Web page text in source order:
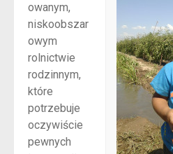
owanym,
niskoobszar
owym
rolnictwie
rodzinnym,
które
potrzebuje
oczywiście
pewnych